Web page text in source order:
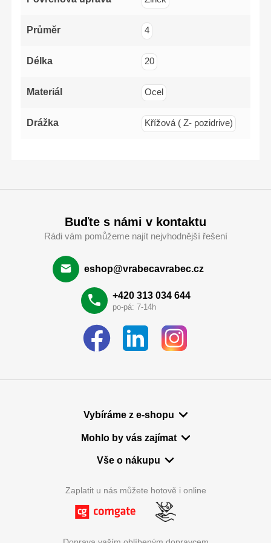
Průměr 4
Délka 20
Materiál Ocel
Drážka Křížová ( Z- pozidrive)
Buďte s námi v kontaktu
Rádi vám pomůžeme najít nejvhodnější řešení
eshop@vrabecavrabec.cz
+420 313 034 644
po-pá: 7-14h
Vybíráme z e-shopu
Mohlo by vás zajímat
Vše o nákupu
Zaplatit u nás můžete hotově i online